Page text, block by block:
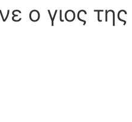
ο γιος της